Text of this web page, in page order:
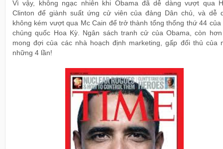
Vì vậy, không ngạc nhiên khi Obama đã dễ dàng vượt qua
Clinton để giành suất ứng cử viên của đảng Dân chủ, và dễ
không kém vượt qua Mc Cain để trở thành tổng thống thứ 44 của
chủng quốc Hoa Kỳ. Ngân sách tranh cử của Obama, còn
mong đợi của các nhà hoạch định marketing, gấp đối thủ của
những 4 lần!